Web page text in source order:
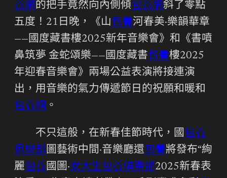
養網的把手竟然向內側傾包養網斜了零點
五度！21日晚，《山包養河春美·樂韻華章
——國度藏書樓2025新年音樂會》和《書噴
鼻筑夢 金蛇頌樂——國度藏書包養樓2025
年迎春音樂會》兩場公益表演將接連演
出，用音樂的氣力傳遞節日的祝願和暖和
包養網 。
不只這般，在新春佳節時代，國包養
俱樂部圖藝術中間·音樂廳還包養將發布“絢
麗包養國圖·女大生包養俱樂部2025新春表